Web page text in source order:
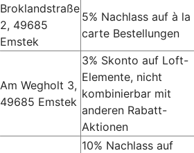
Broklandstraße
2, 49685
Emstek
5% Nachlass auf à la
carte Bestellungen
Am Wegholt 3,
49685 Emstek
3% Skonto auf Loft-
Elemente, nicht
kombinierbar mit
anderen Rabatt-
Aktionen
10% Nachlass auf